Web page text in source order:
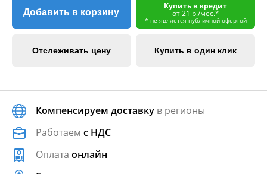
Добавить в корзину
Купить в кредит
от 21 р./мес.*
* не является публичной офертой
Отслеживать цену Купить в один клик
Компенсируем доставку в регионы
Работаем с НДС
Оплата онлайн